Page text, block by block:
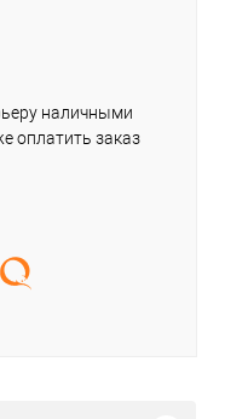
наличными
оплатить заказ